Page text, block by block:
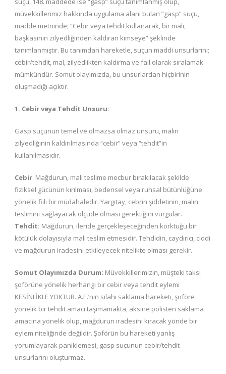
müvekkillerimiz hakkında uygulama alanı bulan “gasp” suçu,
madde metninde; “Cebir veya tehdit kullanarak, bir malı,
başkasının zilyedliğinden kaldıran kimseye” şeklinde
tanımlanmıştır. Bu tanımdan hareketle, suçun maddi unsurlarını;
cebir/tehdit, mal, zilyedlikten kaldırma ve fail olarak sıralamak
mümkündür. Somut olayımızda, bu unsurlardan hiçbirinin
oluşmadığı açıktır.
1. Cebir veya Tehdit Unsuru:
Gasp suçunun temel ve olmazsa olmaz unsuru, malın
zilyedliğinin kaldırılmasında “cebir” veya “tehdit”in
kullanılmasıdır.
Cebir: Mağdurun, malı teslime mecbur bırakılacak şekilde
fiziksel gücünün kırılması, bedensel veya ruhsal bütünlüğüne
yönelik fiili bir müdahaledir. Yargıtay, cebrin şiddetinin, malın
teslimini sağlayacak ölçüde olması gerektiğini vurgular.
Tehdit: Mağdurun, ileride gerçekleşeceğinden korktuğu bir
kötülük dolayısıyla malı teslim etmesidir. Tehdidin, caydırıcı, ciddi
ve mağdurun iradesini etkileyecek nitelikte olması gerekir.
Somut Olayımızda Durum: Müvekkillerimizin, müşteki taksi
şoförüne yönelik herhangi bir cebir veya tehdit eylemi
KESİNLİKLE YOKTUR. A.E.’nin silahı saklama hareketi, şoföre
yönelik bir tehdit amacı taşımamakta, aksine polisten saklama
amacına yönelik olup, mağdurun iradesini kıracak yönde bir
eylem niteliğinde değildir. Şoförün bu hareketi yanlış
yorumlayarak paniklemesi, gasp suçunun cebir/tehdit
unsurlarını oluşturmaz.